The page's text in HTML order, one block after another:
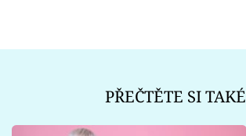
PŘEČTĚTE SI TAKÉ